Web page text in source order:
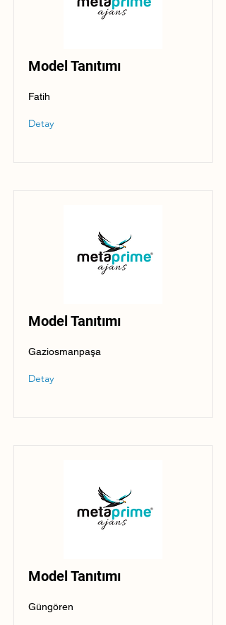
Model Tanıtımı
Fatih
Detay
Model Tanıtımı
Gaziosmanpaşa
Detay
Model Tanıtımı
Güngören